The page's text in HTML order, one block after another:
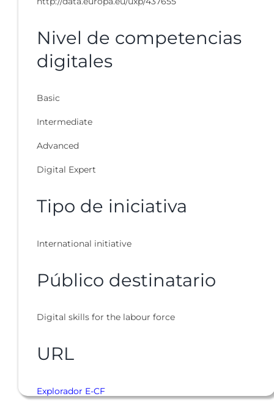
Nivel de competencias
digitales
Basic
Intermediate
Advanced
Digital Expert
Tipo de iniciativa
International initiative
Público destinatario
Digital skills for the labour force
URL
Explorador E-CF